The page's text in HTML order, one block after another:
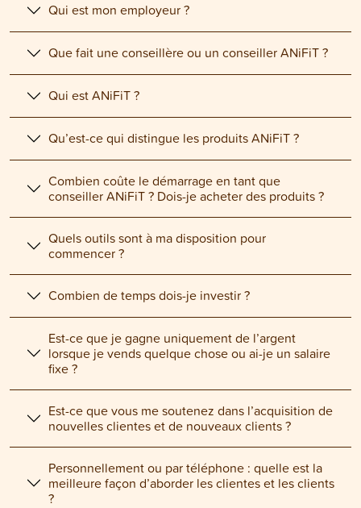
Qui est mon employeur ?
Que fait une conseillère ou un conseiller ANiFiT ?
Qui est ANiFiT ?
Qu’est-ce qui distingue les produits ANiFiT ?
Combien coûte le démarrage en tant que
conseiller ANiFiT ? Dois-je acheter des produits ?
Quels outils sont à ma disposition pour
commencer ?
Combien de temps dois-je investir ?
Est-ce que je gagne uniquement de l’argent
lorsque je vends quelque chose ou ai-je un salaire
fixe ?
Est-ce que vous me soutenez dans l’acquisition de
nouvelles clientes et de nouveaux clients ?
Personnellement ou par téléphone : quelle est la
meilleure façon d’aborder les clientes et les clients
?